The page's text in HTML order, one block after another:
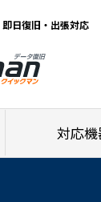
日復旧・出張対応
対応